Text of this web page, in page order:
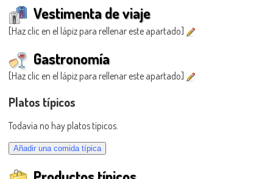
Vestimenta de viaje
[Haz clic en el lápiz para rellenar este apartado]
Gastronomía
[Haz clic en el lápiz para rellenar este apartado]
Platos típicos
Todavía no hay platos típicos.